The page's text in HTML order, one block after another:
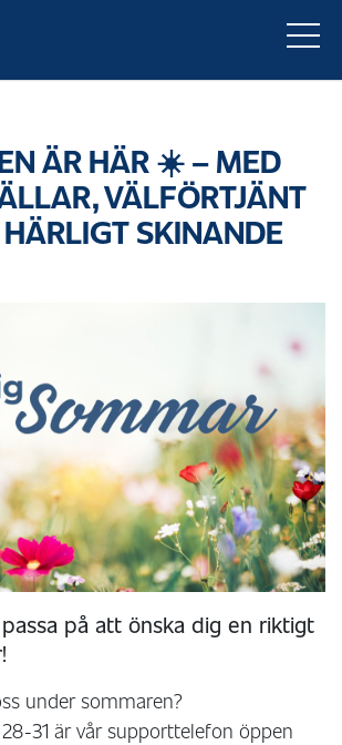
ÄR HÄR ☀️ – MED
VÄLFÖRTJÄNT
SKINANDE
passa på att önska dig en riktigt
under sommaren?
31 är vår supporttelefon öppen